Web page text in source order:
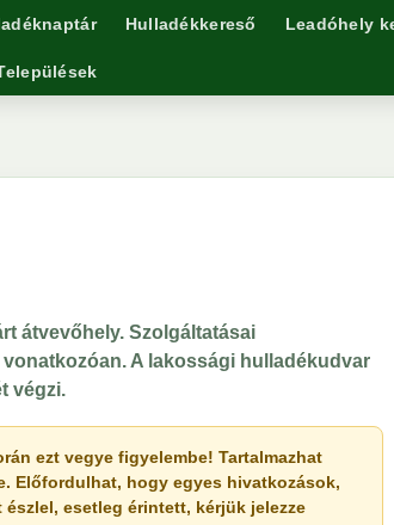
Hulladékkereső Leadóhely
átvevőhely. Szolgáltatásai
A lakossági hulladékudvar
végzi.
ezt vegye figyelembe! Tartalmazhat
Előfordulhat, hogy egyes hivatkozások,
esetleg érintett, kérjük jelezze